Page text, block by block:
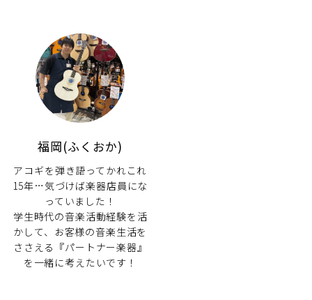
福岡(ふくおか)
アコギを弾き語ってかれこれ
15年…気づけば楽器店員にな
っていました！
学生時代の音楽活動経験を活
かして、お客様の音楽生活を
ささえる『パートナー楽器』
を一緒に考えたいです！